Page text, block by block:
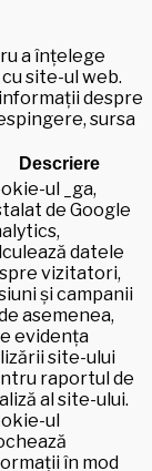
a înțelege
site-ul web.
despre
sursa
Descriere
ul _ga,
de Google
datele
vizitatori,
și campanii
asemenea,
evidența
site-ului
raportul de
al site-ului.
ul
în mod